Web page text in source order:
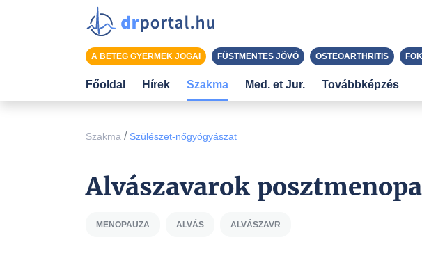
Szakma / Szülészet-nőgyógyászat
Alvászavarok
MENOPAUZA ALVÁS ALVÁSZAVR
A BETEG GYERMEK JOGAI FÜSTMENTES JÖVŐ OSTEOARTHRITIS
Főoldal Hírek Szakma Med. et Jur. Továbbképzés